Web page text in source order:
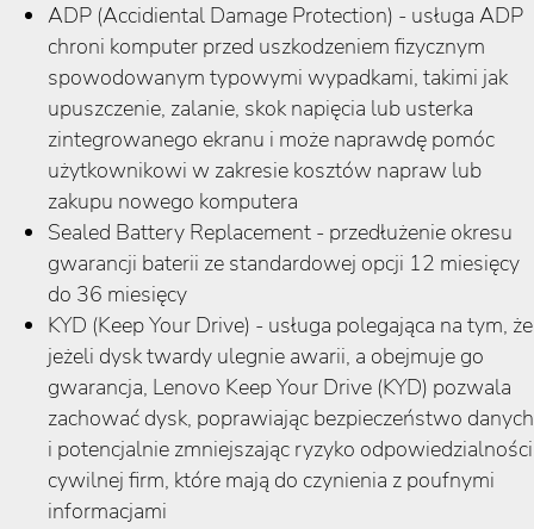
ADP (Accidiental Damage Protection) - usługa ADP
chroni komputer przed uszkodzeniem fizycznym
spowodowanym typowymi wypadkami, takimi jak
upuszczenie, zalanie, skok napięcia lub usterka
zintegrowanego ekranu i może naprawdę pomóc
użytkownikowi w zakresie kosztów napraw lub
zakupu nowego komputera
Sealed Battery Replacement - przedłużenie okresu
gwarancji baterii ze standardowej opcji 12 miesięcy
do 36 miesięcy
KYD (Keep Your Drive) - usługa polegająca na tym, że
jeżeli dysk twardy ulegnie awarii, a obejmuje go
gwarancja, Lenovo Keep Your Drive (KYD) pozwala
zachować dysk, poprawiając bezpieczeństwo danych
i potencjalnie zmniejszając ryzyko odpowiedzialności
cywilnej firm, które mają do czynienia z poufnymi
informacjami